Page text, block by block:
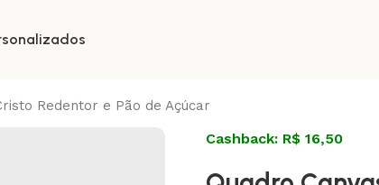
Redentor e Pão de Açúcar
Cashback: R$ 16,50